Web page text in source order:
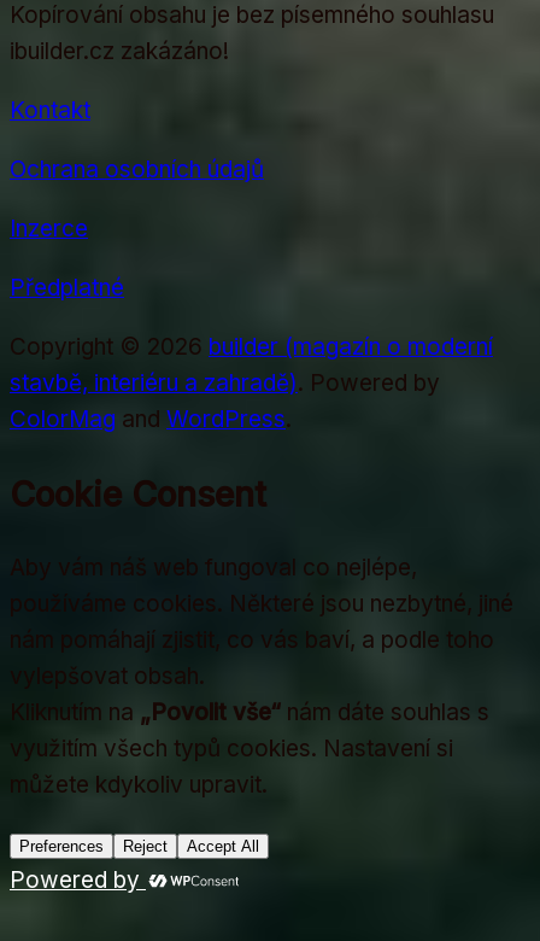
Kopírování obsahu je bez písemného souhlasu
ibuilder.cz zakázáno!
Kontakt
Ochrana osobních údajů
Inzerce
Předplatné
Copyright © 2026 builder (magazín o moderní
stavbě, interiéru a zahradě). Powered by
ColorMag and WordPress.